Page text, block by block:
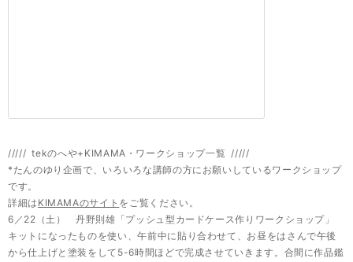
///// tekのへや+KIMAMA・ワークショップ一覧 /////
*たんのゆり企画で、いろいろな講師の方にお願いしているワークショップ
です。
詳細は KIMAMAのサイト をご覧ください。
6／22（土） 丹野則雄「プッシュ型カードケース作りワークショップ」
キットになったものを使い、午前中に貼り合わせて、お昼をはさんで午後
から仕上げと塗装をして5-6時間ほどで完成させていきます。合間に作品鑑